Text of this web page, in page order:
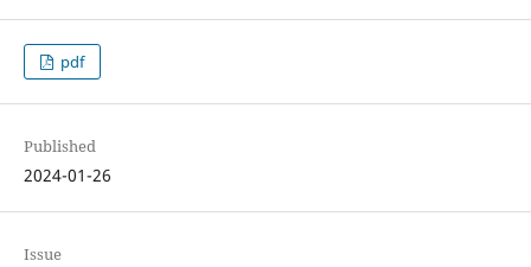
pdf
Published
2024-01-26
Issue